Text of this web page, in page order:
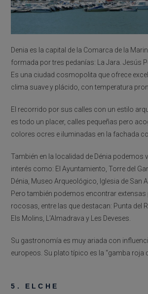
Denia es la capital de la Comarca de la
formada por tres pedanías: La Jara. Jesús
Es una ciudad cosmopolita que ofrece
clima suave y plácido, con temperatura
El recorrido por sus calles con un estilo
es todo un placer, calles pequeñas pero
colores ocres e iluminadas en la fachada
También en la localidad de Dénia podemos
interés como: El Ayuntamiento, Torre del
Dénia, Museo Arqueológico, Iglesia de San
Pero también podemos encontrar
rocosas, entre las que destacan: Punta del
Els Molins, L’Almadrava y Les Deveses.
Su gastronomía es muy ariada con
europeos. Su plato típico es la “gamba roja
5. ELCHE